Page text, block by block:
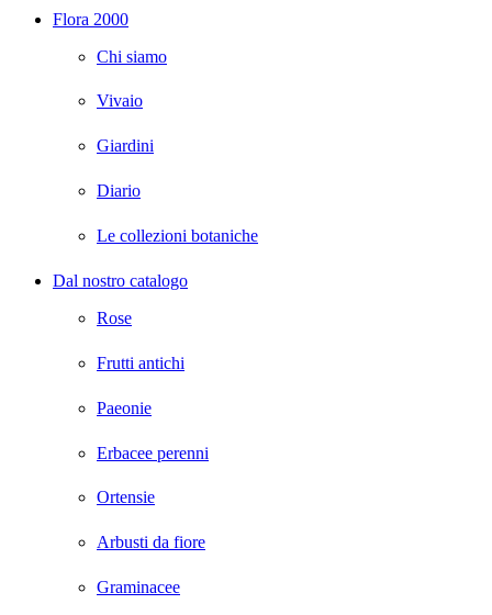
Flora 2000
Chi siamo
Vivaio
Giardini
Diario
Le collezioni botaniche
Dal nostro catalogo
Rose
Frutti antichi
Paeonie
Erbacee perenni
Ortensie
Arbusti da fiore
Graminacee